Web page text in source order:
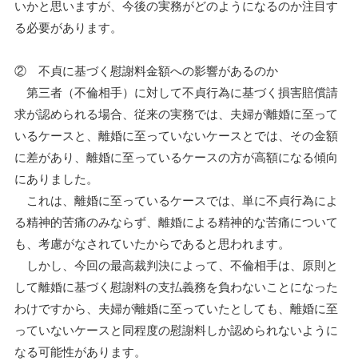
いかと思いますが、今後の実務がどのようになるのか注目す
る必要があります。
② 不貞に基づく慰謝料金額への影響があるのか
第三者（不倫相手）に対して不貞行為に基づく損害賠償請
求が認められる場合、従来の実務では、夫婦が離婚に至って
いるケースと、離婚に至っていないケースとでは、その金額
に差があり、離婚に至っているケースの方が高額になる傾向
にありました。
これは、離婚に至っているケースでは、単に不貞行為によ
る精神的苦痛のみならず、離婚による精神的な苦痛について
も、考慮がなされていたからであると思われます。
しかし、今回の最高裁判決によって、不倫相手は、原則と
して離婚に基づく慰謝料の支払義務を負わないことになった
わけですから、夫婦が離婚に至っていたとしても、離婚に至
っていないケースと同程度の慰謝料しか認められないように
なる可能性があります。